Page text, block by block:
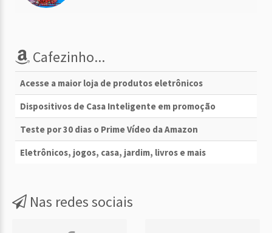
Cafezinho...
Acesse a maior loja de produtos eletrônicos
Dispositivos de Casa Inteligente em promoção
Teste por 30 dias o Prime Vídeo da Amazon
Eletrônicos, jogos, casa, jardim, livros e mais
Nas redes sociais